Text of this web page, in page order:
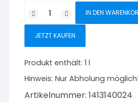
ALLEX
Grünbelagentferner
Menge
IN DEN
JETZT KAUFEN
Produkt enthält: 1l
Hinweis:Nur Abholung möglich!
Artikelnummer:1413140024